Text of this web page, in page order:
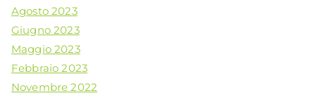
Agosto 2023
Giugno 2023
Maggio 2023
Febbraio 2023
Novembre 2022